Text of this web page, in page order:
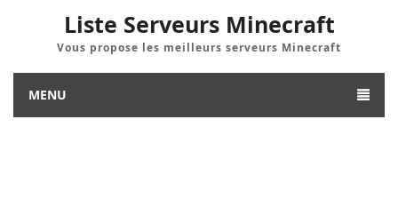
Liste Serveurs Minecraft
Vous propose les meilleurs serveurs Minecraft
MENU